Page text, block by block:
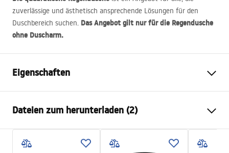
zuverlässige und ästhetisch ansprechende Lösungen für den
Duschbereich suchen. Das Angebot gilt nur für die Regendusche
ohne Duscharm.
Eigenschaften
Material
Edelstahl
Montageart
Zum Anschrauben
Breite
300
Dateien zum herunterladen (2)